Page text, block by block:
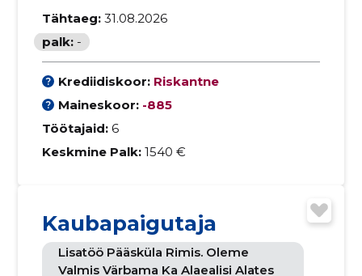
Tähtaeg: 31.08.2026
palk: -
Krediidiskoor: Riskantne
Maineskoor: -885
Töötajaid: 6
Keskmine Palk: 1540 €
Kaubapaigutaja
Lisatöö Pääsküla Rimis. Oleme
Valmis Värbama Ka Alaealisi Alates